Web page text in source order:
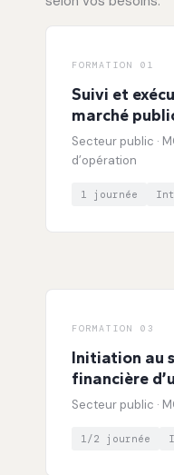
FORMATION 01
Suivi et
marché
Secteur public ·
d’opération
1 journée
FORMATION 03
Initiation au
financière
Secteur public ·
1/2 journée